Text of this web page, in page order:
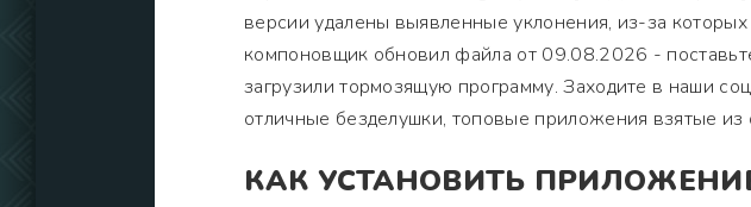
версии удалены выявленные уклонения, из-за
компоновщик обновил файла от 09.08.2026 -
загрузили тормозящую программу. Заходите в наши
отличные безделушки, топовые приложения взятые
КАК УСТАНОВИТЬ